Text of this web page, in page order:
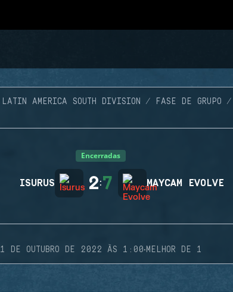
LATIN AMERICA SOUTH DIVISION FASE DE GRUPO
Encerradas
ISURUS 2:7 MAYCAM EVOLVE
1 DE OUTUBRO DE 2022 ÀS 1:00·MELHOR DE 1